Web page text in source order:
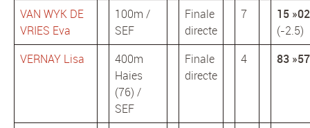
VAN WYK DE
VRIES Eva
100m /
SEF
Finale
directe
7
15 »02
(-2.5)
VERNAY Lisa
400m
Haies
(76) /
SEF
Finale
directe
4 83 »57